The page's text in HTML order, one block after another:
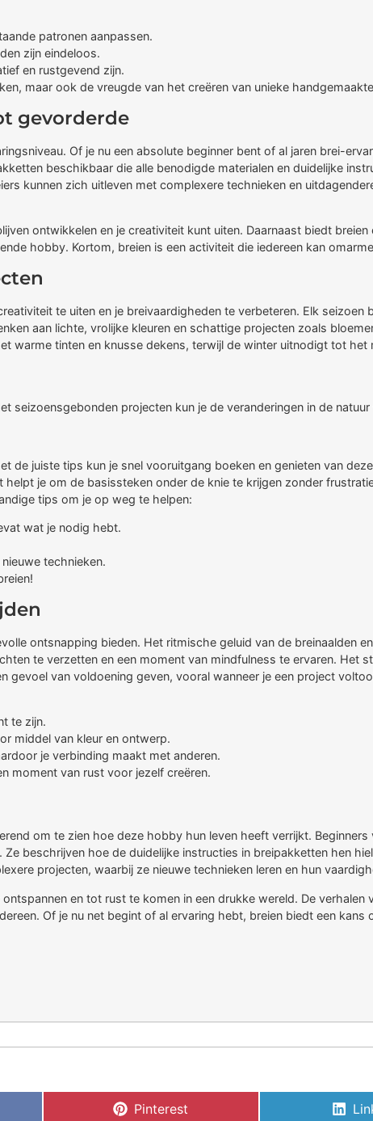
patronen aanpassen.
zijn eindeloos.
en rustgevend zijn.
maar ook de vreugde van het creëren van unieke
gevorderde
Of je nu een absolute beginner bent of al jaren brei-
beschikbaar die alle benodigde materialen en duidelijke
kunnen zich uitleven met complexere technieken en
ontwikkelen en je creativiteit kunt uiten. Daarnaast biedt
hobby. Kortom, breien is een activiteit die iedereen kan
te uiten en je breivaardigheden te verbeteren. Elk seizoen
aan lichte, vrolijke kleuren en schattige projecten zoals
warme tinten en knusse dekens, terwijl de winter uitnodigt tot
seizoensgebonden projecten kun je de veranderingen in de
de juiste tips kun je snel vooruitgang boeken en genieten van
je om de basissteken onder de knie te krijgen zonder
tips om je op weg te helpen:
wat je nodig hebt.
technieken.
ontsnapping bieden. Het ritmische geluid van de breinaalden
te verzetten en een moment van mindfulness te ervaren. Het
gevoel van voldoening geven, vooral wanneer je een project
te zijn.
middel van kleur en ontwerp.
je verbinding maakt met anderen.
moment van rust voor jezelf creëren.
om te zien hoe deze hobby hun leven heeft verrijkt.
beschrijven hoe de duidelijke instructies in breipakketten hen
projecten, waarbij ze nieuwe technieken leren en hun
en tot rust te komen in een drukke wereld. De
Of je nu net begint of al ervaring hebt, breien biedt een
Pinterest